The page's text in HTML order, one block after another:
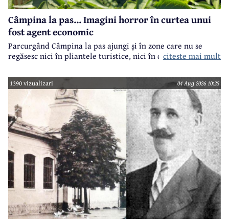
Câmpina la pas... Imagini horror în curtea unui
fost agent economic
Parcurgând Câmpina la pas ajungi și în zone care nu se
regăsesc nici în pliantele turistice, nici în cele.. electorale.
citeste mai mult
1390 vizualizari 04 Aug 2026 10:25